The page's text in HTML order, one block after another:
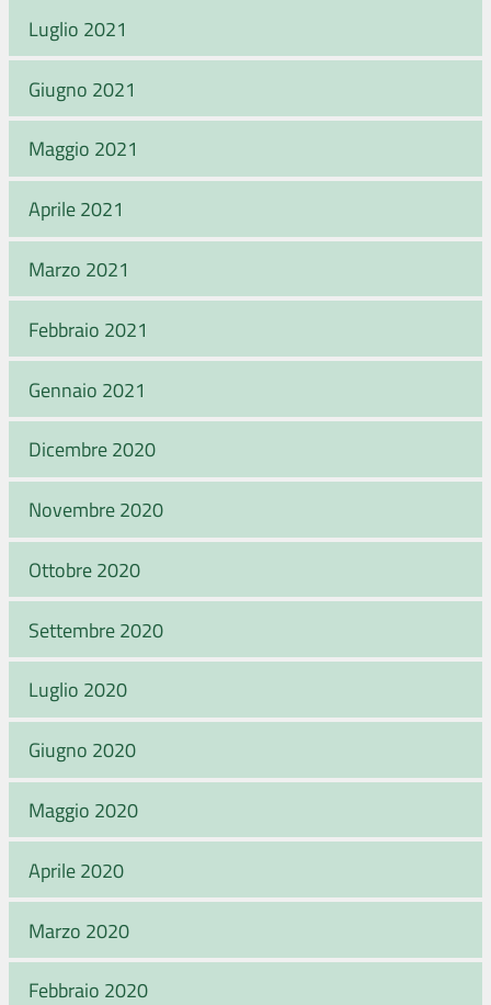
Luglio 2021
Giugno 2021
Maggio 2021
Aprile 2021
Marzo 2021
Febbraio 2021
Gennaio 2021
Dicembre 2020
Novembre 2020
Ottobre 2020
Settembre 2020
Luglio 2020
Giugno 2020
Maggio 2020
Aprile 2020
Marzo 2020
Febbraio 2020